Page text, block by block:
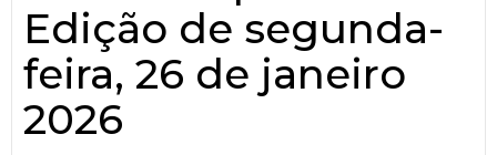
Edição de segunda-
feira, 26 de janeiro
2026